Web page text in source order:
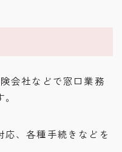
会社などで窓口業務
、各種手続きなどを